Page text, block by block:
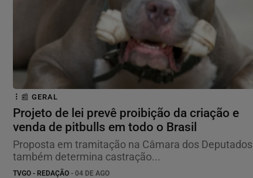
📰 GERAL
Projeto de lei prevê proibição da criação e
venda de pitbulls em todo o Brasil
Proposta em tramitação na Câmara dos Deputados
também determina castração...
TVGO - REDAÇÃO - 04 DE AGO